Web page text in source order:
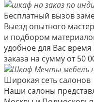
Бесплатный вызов
Выезд опытного
и подбором
удобное для Вас
заказа на сумму от 50
Широкая сеть салонов
Наши салоны